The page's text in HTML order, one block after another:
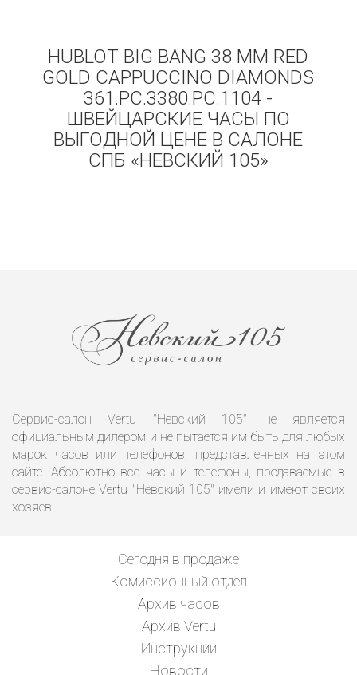
HUBLOT BIG BANG 38 MM RED
GOLD CAPPUCCINO DIAMONDS
361.PC.3380.PC.1104 -
ШВЕЙЦАРСКИЕ ЧАСЫ ПО
ВЫГОДНОЙ ЦЕНЕ В САЛОНЕ
СПБ «НЕВСКИЙ 105»
Сервис-салон Vertu "Невский 105" не является
официальным дилером и не пытается им быть для любых
марок часов или телефонов, представленных на этом
сайте. Абсолютно все часы и телефоны, продаваемые в
сервис-салоне Vertu "Невский 105" имели и имеют своих
хозяев.
Сегодня в продаже
Комиссионный отдел
Архив часов
Архив Vertu
Инструкции
Новости